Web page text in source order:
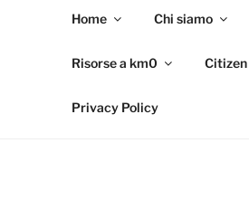
Home Chi siamo
Risorse a km0
Privacy Policy